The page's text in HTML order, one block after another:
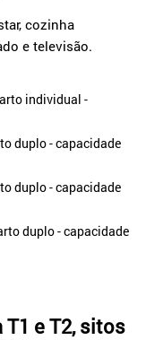
cozinha
e televisão.
individual -
duplo -capacidade
duplo -capacidade
duplo- capacidade
e T2, sitos